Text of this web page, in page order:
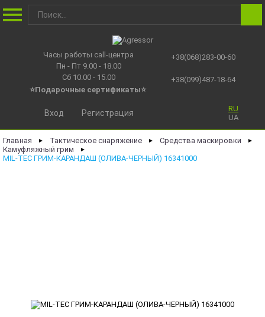
Часы работы call-центра
Пн - Пт 9.00 - 18.00
Сб 10.00 - 15.00
⭐Подарочные сертификаты⭐
+38(068)283-00-60
+38(099)487-18-64
RU
UA
Вход Регистрация
Главная ► Тактическое снаряжение ► Средства маскировки ►
Камуфляжный грим ►
MIL-TEC ГРИМ-КАРАНДАШ (ОЛИВА-ЧЕРНЫЙ) 16341000